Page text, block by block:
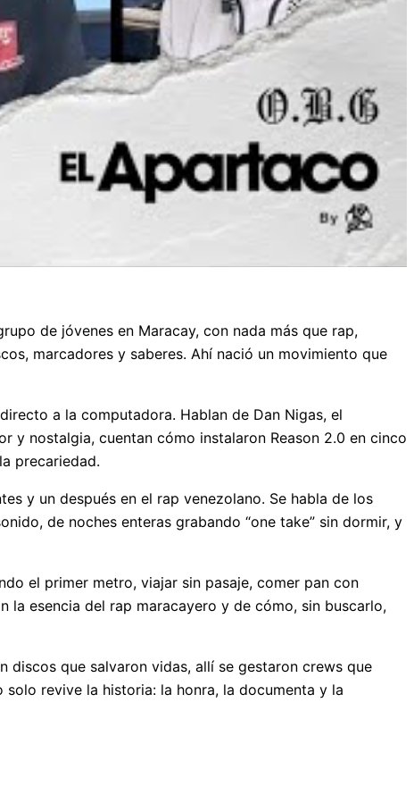
de jóvenes en Maracay, con nada más que rap,
marcadores y saberes. Ahí nació un movimiento que
a la computadora. Hablan de Dan Nigas, el
y nostalgia, cuentan cómo instalaron Reason 2.0 en cinco
precariedad.
y un después en el rap venezolano. Se habla de los
de noches enteras grabando “one take” sin dormir, y
el primer metro, viajar sin pasaje, comer pan con
la esencia del rap maracayero y de cómo, sin buscarlo,
discos que salvaron vidas, allí se gestaron crews que
revive la historia: la honra, la documenta y la